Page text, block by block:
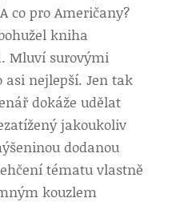
co pro Američany?
kniha
Mluví surovými
asi nejlepší. Jen tak
dokáže udělat
jakoukoliv
dodanou
tématu vlastně
kouzlem